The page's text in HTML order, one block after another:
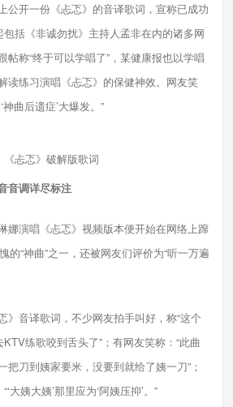
开一份《忐忑》的音译歌词，宣称已成功
包括《非诚勿扰》主持人孟非在内的诸多网
帖称“终于可以学唱了”，某健康报也以学唱
读练习演唱《忐忑》的保健神效。网友笑
曲后遗症’大爆发。”
《忐忑》破解版歌词
音调详尽标注
演唱《忐忑》视频版本便开始在网络上蹿
的“神曲”之一，还被网友们评价为“听一万遍
音译歌词，不少网友拍手叫好，称“这个
KTV练歌咬到舌头了”；有网友笑称：“此曲
把刀到姨家要米，没要到就给了姨一刀”；
大姨大姨’那里应为‘阿姨压抑’。”